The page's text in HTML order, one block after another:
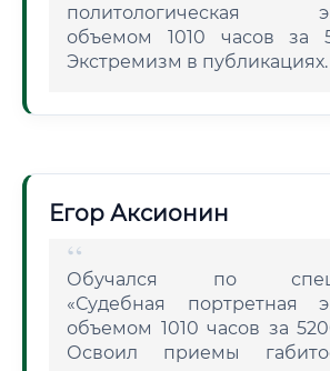
политологическая
объемом 1010 часов за
Экстремизм в публикациях.
Егор Аксионин
Обучался по
«Судебная портретная
объемом 1010 часов за
Освоил приемы